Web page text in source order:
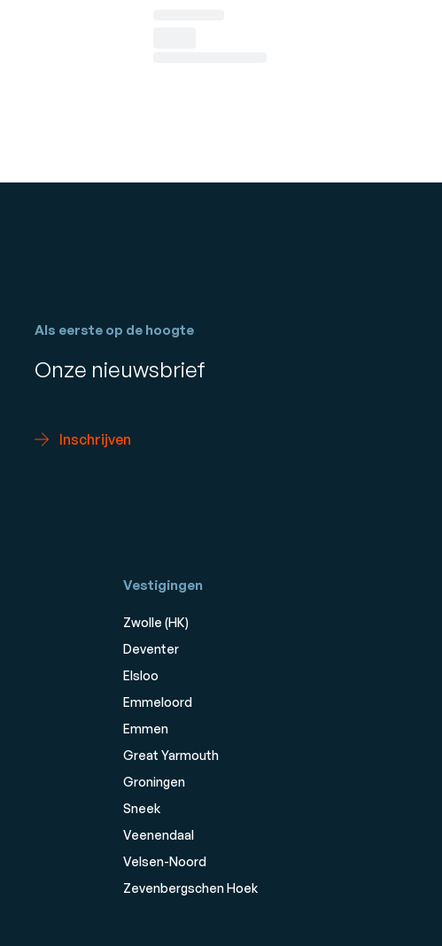
Als eerste op de hoogte
Onze nieuwsbrief
Inschrijven
Vestigingen
Zwolle (HK)
Deventer
Elsloo
Emmeloord
Emmen
Great Yarmouth
Groningen
Sneek
Veenendaal
Velsen-Noord
Zevenbergschen Hoek